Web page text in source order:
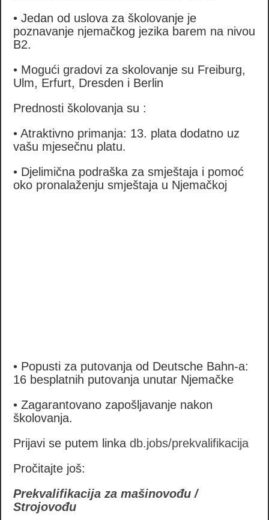
• Jedan od uslova za školovanje je
poznavanje njemačkog jezika barem na nivou
B2.
• Mogući gradovi za skolovanje su Freiburg,
Ulm, Erfurt, Dresden i Berlin
Prednosti školovanja su :
• Atraktivno primanja: 13. plata dodatno uz
vašu mjesečnu platu.
• Djelimična podraška za smještaja i pomoć
oko pronalaženju smještaja u Njemačkoj
• Popusti za putovanja od Deutsche Bahn-a:
16 besplatnih putovanja unutar Njemačke
• Zagarantovano zapošljavanje nakon
školovanja.
Prijavi se putem linkadb.jobs/prekvalifikacija
Pročitajte još:
Prekvalifikacija za mašinovođu /
Strojovođu